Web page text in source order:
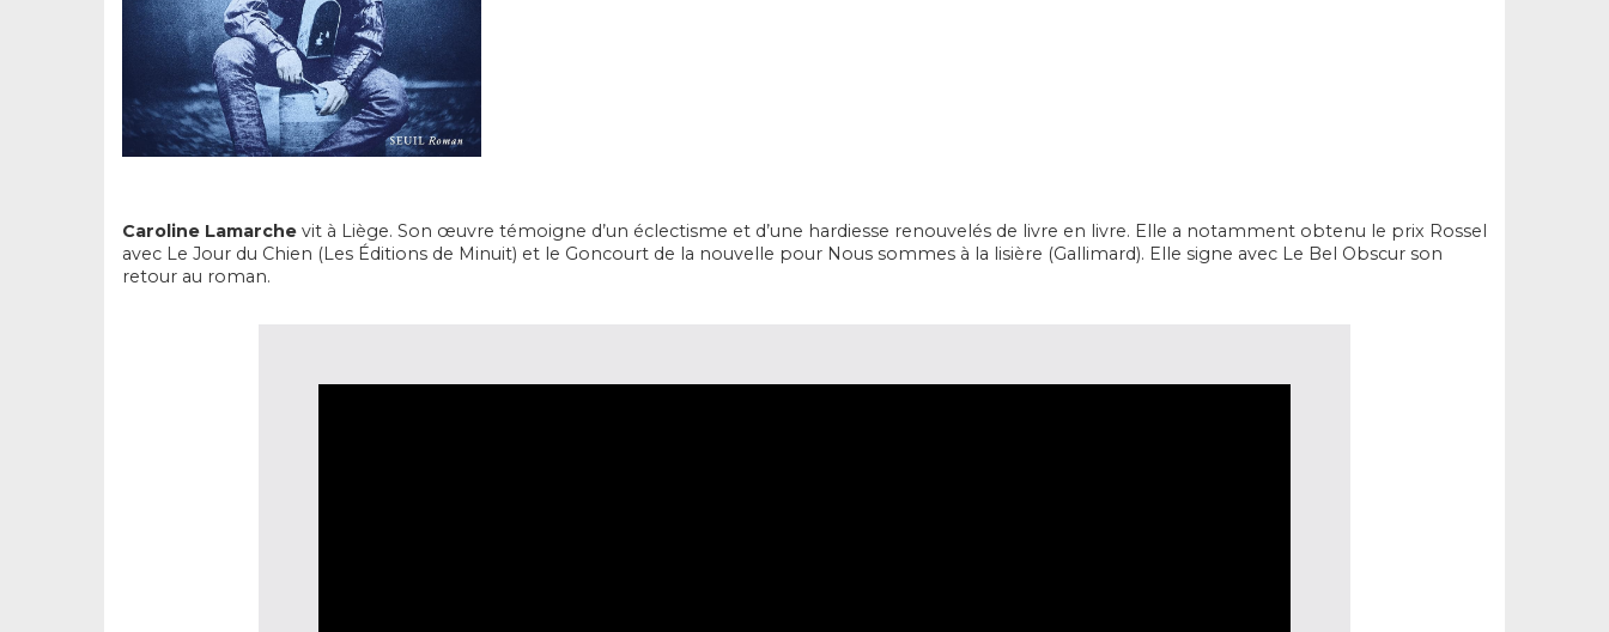
Caroline Lamarche vit à Liège. Son œuvre témoigne d’un éclectisme et d’une hardiesse renouvelés de livre en livre. Elle a notamment obtenu le prix Rossel
avec Le Jour du Chien (Les Éditions de Minuit) et le Goncourt de la nouvelle pour Nous sommes à la lisière (Gallimard). Elle signe avec Le Bel Obscur son
retour au roman.